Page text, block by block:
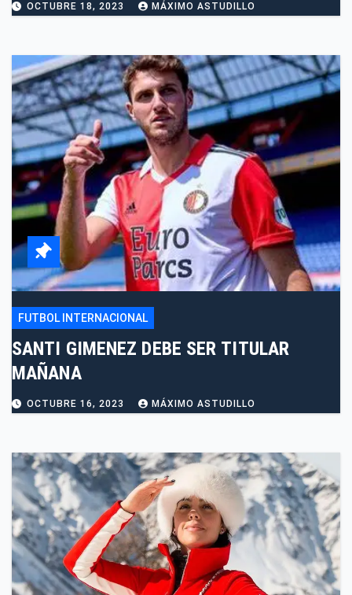
OCTUBRE 18, 2023 MÁXIMO ASTUDILLO
FUTBOL INTERNACIONAL
SANTI GIMENEZ DEBE SER TITULAR
MAÑANA
OCTUBRE 16, 2023 MÁXIMO ASTUDILLO